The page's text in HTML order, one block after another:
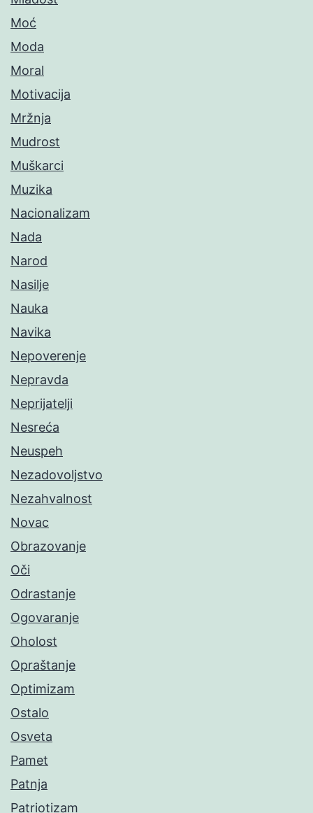
Moć
Moda
Moral
Motivacija
Mržnja
Mudrost
Muškarci
Muzika
Nacionalizam
Nada
Narod
Nasilje
Nauka
Navika
Nepoverenje
Nepravda
Neprijatelji
Nesreća
Neuspeh
Nezadovoljstvo
Nezahvalnost
Novac
Obrazovanje
Oči
Odrastanje
Ogovaranje
Oholost
Opraštanje
Optimizam
Ostalo
Osveta
Pamet
Patnja
Patriotizam